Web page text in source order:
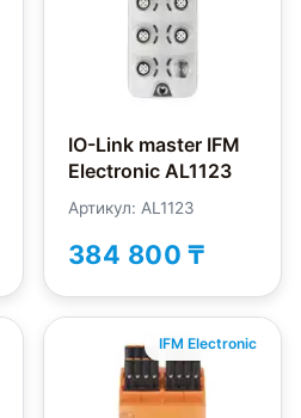
IO-Link master IFM
Electronic AL1123
Артикул: AL1123
384 800 ₸
IFM Electronic